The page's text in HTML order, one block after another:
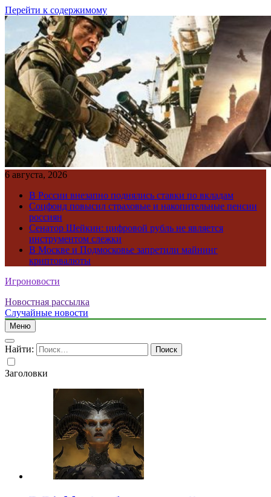
Перейти к содержимому
6 августа, 2026
В России внезапно поднялись ставки по вкладам
Соцфонд повысил страховые и накопительные пенсии
россиян
Сенатор Шейкин: цифровой рубль не является
инструментом слежки
В Москве и Подмосковье запретили майнинг
криптовалюты
Игроновости
Новостная рассылка
Случайные новости
Меню
Найти:
Заголовки